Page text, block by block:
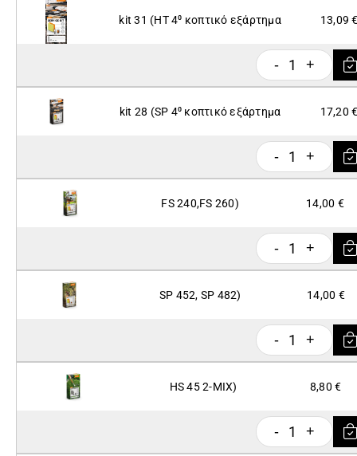
kit 31 (HT 4⁰ κοπτικό εξάρτημα 13,09
- 1 +
kit 28 (SP 4⁰ κοπτικό εξάρτημα 17,20
- 1 +
FS 240,FS 260) 14,00 €
- 1 +
SP 452, SP 482) 14,00 €
- 1 +
HS 45 2-MIX) 8,80 €
- 1 +